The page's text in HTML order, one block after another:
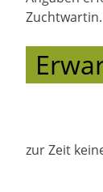
Zuchtwartin.
zur Zeit